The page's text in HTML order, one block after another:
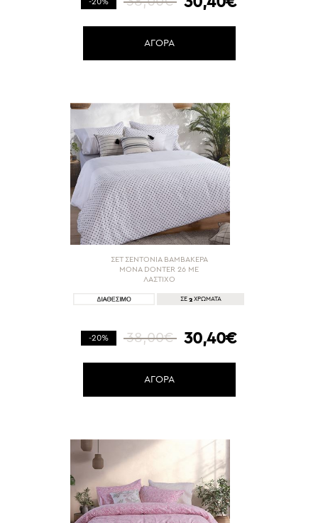
ΑΓΟΡΑ
ΣΕΤ ΣΕΝΤΟΝΙΑ ΒΑΜΒΑΚΕΡΑ
ΜΟΝΑ DONTER 26 ΜΕ
ΛΑΣΤΙΧΟ
ΣΕ 2 ΧΡΩΜΑΤΑ
-20% 38,00€ 30,40€
ΑΓΟΡΑ